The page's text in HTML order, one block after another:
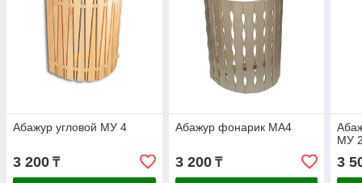
Абажур угловой МУ 4
3 200 ₸
Абажур фонарик МА4
3 200₸
МУ
3